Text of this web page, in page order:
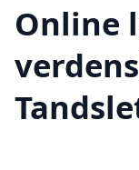
Online